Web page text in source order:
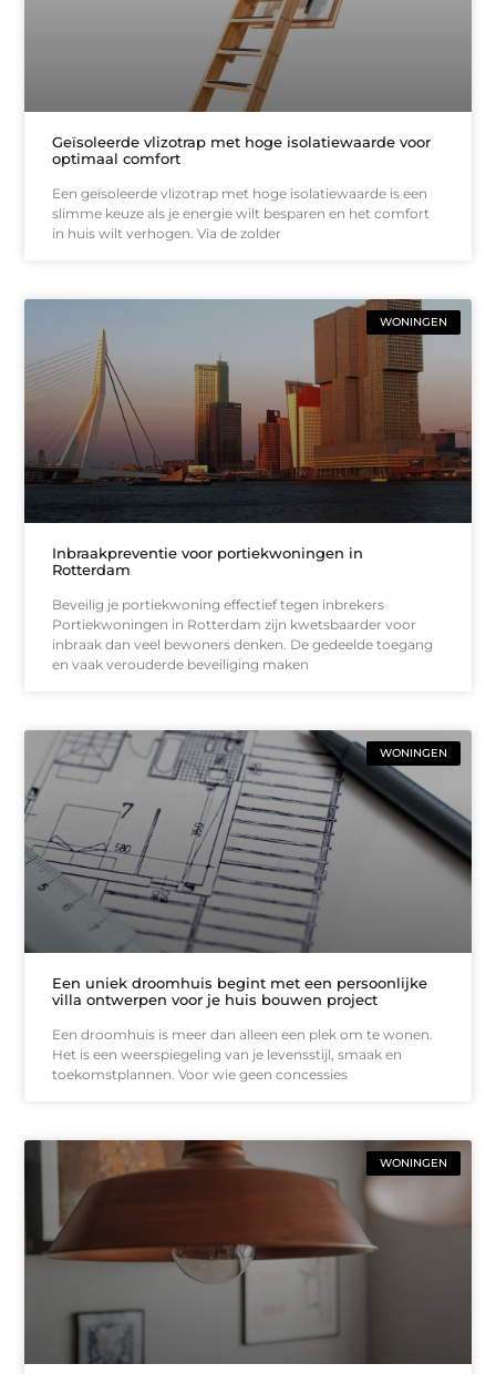
Geïsoleerde vlizotrap met hoge isolatiewaarde voor
optimaal comfort
Een geïsoleerde vlizotrap met hoge isolatiewaarde is een
slimme keuze als je energie wilt besparen en het comfort
in huis wilt verhogen. Via de zolder
WONINGEN
Inbraakpreventie voor portiekwoningen in
Rotterdam
Beveilig je portiekwoning effectief tegen inbrekers
Portiekwoningen in Rotterdam zijn kwetsbaarder voor
inbraak dan veel bewoners denken. De gedeelde toegang
en vaak verouderde beveiliging maken
WONINGEN
Een uniek droomhuis begint met een persoonlijke
villa ontwerpen voor je huis bouwen project
Een droomhuis is meer dan alleen een plek om te wonen.
Het is een weerspiegeling van je levensstijl, smaak en
toekomstplannen. Voor wie geen concessies
WONINGEN